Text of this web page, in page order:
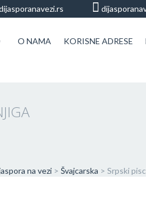
O NAMA KORISNE ADRESE
na vezi > Švajcarska > Srpski